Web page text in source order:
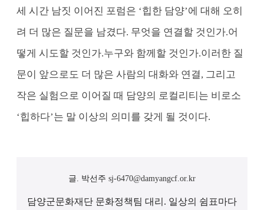
세 시간 남짓 이어진 포럼은 ‘힙한 담양’에 대해 오히
려 더 많은 질문을 남겼다. 무엇을 연결할 것인가.어
떻게 시도할 것인가.누구와 함께할 것인가.이러한 질
문이 앞으로도 더 많은 사람의 대화와 연결, 그리고
작은 실험으로 이어질 때 담양의 로컬리티는 비로소
‘힙하다’는 말 이상의 의미를 갖게 될 것이다.
글. 박선주 sj-6470@damyangcf.or.kr
담양군문화재단 문화정책팀 대리. 일상의 쉼표마다